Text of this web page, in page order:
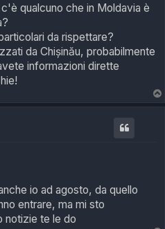
qualcuno che in Moldavia è
da rispettare?
da Chișinău, probabilmente
informazioni dirette
io ad agosto, da quello
entrare, ma mi sto
notizie te le do